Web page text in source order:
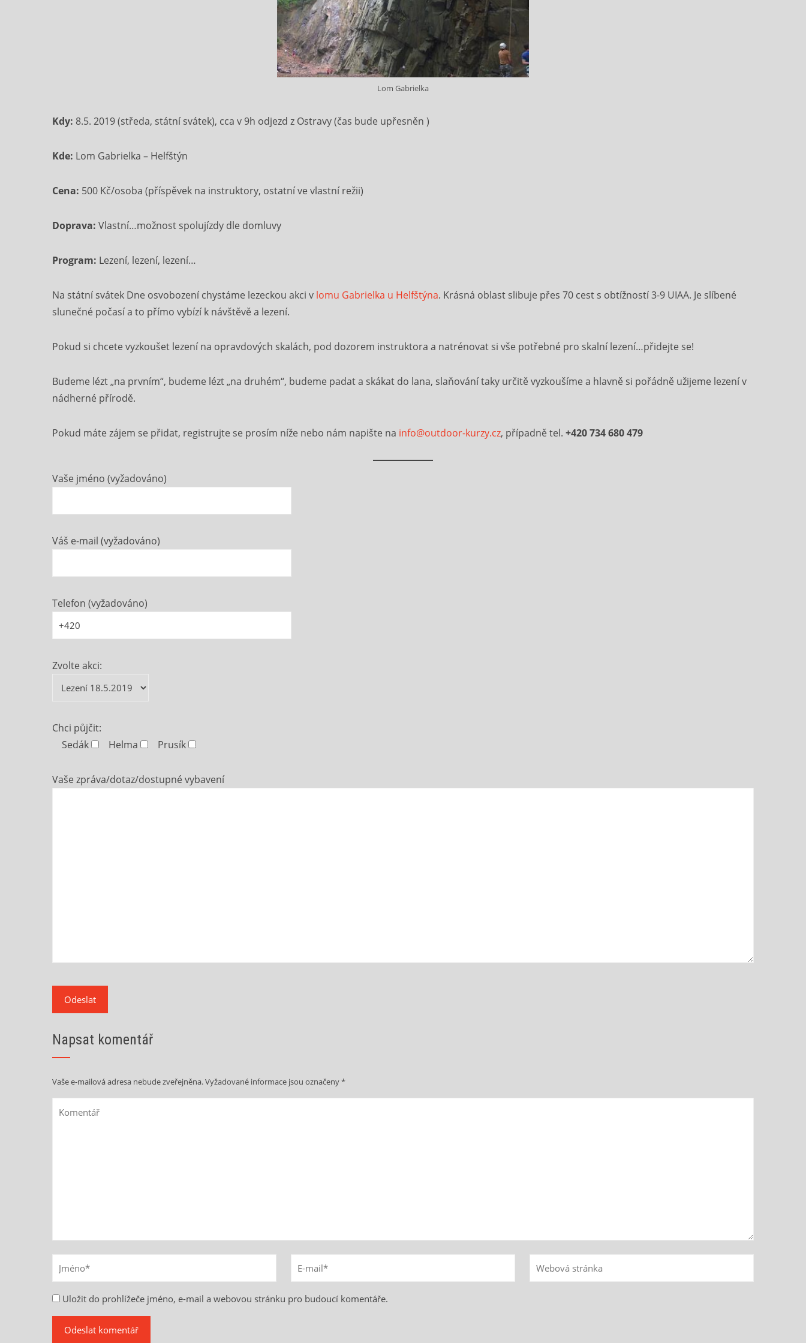
Lom Gabrielka
Kdy: 8.5. 2019 (středa, státní svátek), cca v 9h odjezd z Ostravy (čas bude upřesněn )
Kde: Lom Gabrielka – Helfštýn
Cena: 500 Kč/osoba (příspěvek na instruktory, ostatní ve vlastní režii)
Doprava: Vlastní…možnost spolujízdy dle domluvy
Program: Lezení, lezení, lezení…
Na státní svátek Dne osvobození chystáme lezeckou akci v lomu Gabrielka u Helfštýna. Krásná oblast slibuje přes 70 cest s obtížností 3-9 UIAA. Je slíbené
slunečné počasí a to přímo vybízí k návštěvě a lezení.
Pokud si chcete vyzkoušet lezení na opravdových skalách, pod dozorem instruktora a natrénovat si vše potřebné pro skalní lezení…přidejte se!
Budeme lézt „na prvním“, budeme lézt „na druhém“, budeme padat a skákat do lana, slaňování taky určitě vyzkoušíme a hlavně si pořádně užijeme lezení v
nádherné přírodě.
Pokud máte zájem se přidat, registrujte se prosím níže nebo nám napište na info@outdoor-kurzy.cz, případně tel. +420 734 680 479
Vaše jméno (vyžadováno)
Váš e-mail (vyžadováno)
Telefon (vyžadováno)
Zvolte akci:
Chci půjčit:
Sedák
Helma Prusík
Vaše zpráva/dotaz/dostupné vybavení
Napsat komentář
Vaše e-mailová adresa nebude zveřejněna.Vyžadované informace jsou označeny*
Uložit do prohlížeče jméno, e-mail a webovou stránku pro budoucí komentáře.